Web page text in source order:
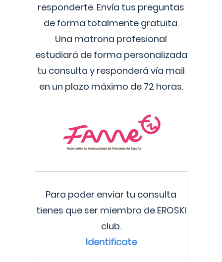
responderte. Envía tus preguntas
de forma totalmente gratuita.
Una matrona profesional
estudiará de forma personalizada
tu consulta y responderá vía mail
en un plazo máximo de 72 horas.
Para poder enviar tu consulta
tienes que ser miembro de EROSKI
club.
Identificate